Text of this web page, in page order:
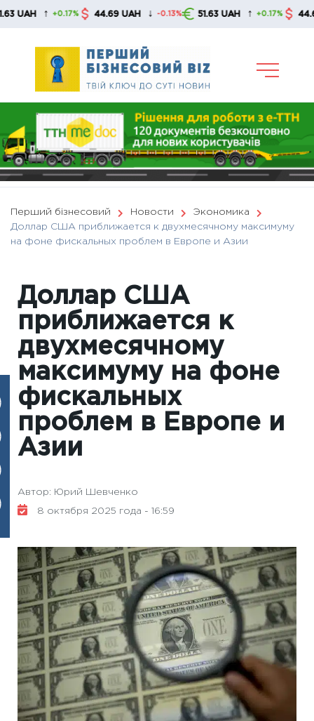
Skip
↑ +0.17% 44.69 UAH ↓ -0.13% 51.63 UAH ↑ +0.17% 44.69 UAH
Перший бізнесовий Новости
Экономика
Доллар США приближается к двухмесячному максимуму
на фоне фискальных проблем в Европе и Азии
Доллар США
приближается к
двухмесячному
максимуму на фоне
фискальных
проблем в Европе и
Азии
Автор: Юрий Шевченко
8 октября 2025 года - 16:59